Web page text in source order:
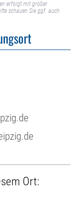
erfolgt mit großer
schauen Sie ggf. auch
Ort: